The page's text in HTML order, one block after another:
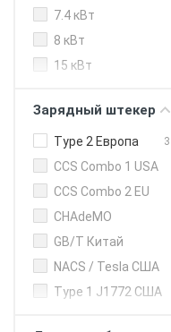
EU KEBA
EU Mennekes
EU NRGkick
Contact
Electric
EU Teltonika
EU Webasto
UK myenergi
US EVBox
US Tesla
7.4 кВт
8 кВт
15 кВт
24 кВт (DC)
30 кВт (DC)
40 кВт (DC)
50 кВт (DC)
80 кВт
120 кВт
150 кВт (DC)
160 кВт
Зарядный штекер
Type 2 Европа 3
CCS Combo 1 USA
CCS Combo 2 EU
CHAdeMO
GB/T Китай
NACS / Tesla США
Type 1 J1772 США